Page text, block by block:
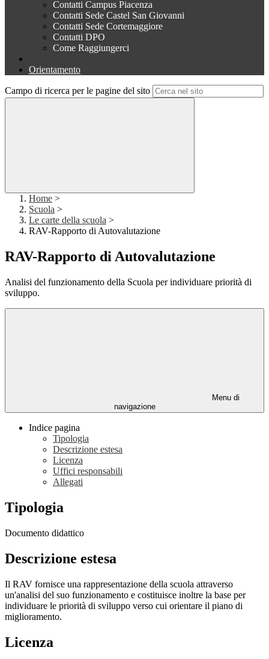
Contatti Campus Piacenza
Contatti Sede Castel San Giovanni
Contatti Sede Cortemaggiore
Contatti DPO
Come Raggiungerci
Orientamento
Campo di ricerca per le pagine del sito
Home >
Scuola >
Le carte della scuola >
RAV-Rapporto di Autovalutazione
RAV-Rapporto di Autovalutazione
Analisi del funzionamento della Scuola per individuare priorità di
sviluppo.
Menu di
navigazione
Indice pagina
Tipologia
Descrizione estesa
Licenza
Uffici responsabili
Allegati
Tipologia
Documento didattico
Descrizione estesa
Il RAV fornisce una rappresentazione della scuola attraverso
un'analisi del suo funzionamento e costituisce inoltre la base per
individuare le priorità di sviluppo verso cui orientare il piano di
miglioramento.
Licenza